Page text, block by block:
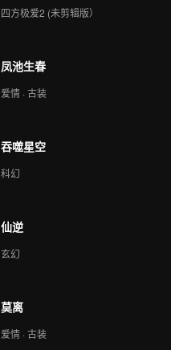
心动撞上冰山_07B
心动撞上冰山_07C
心动撞上冰山_07D
心动撞上冰山_08A
四方极爱2 (未剪辑版）
凤池生春
爱情 · 古装
吞噬星空
科幻
仙逆
玄幻
莫离
爱情 · 古装